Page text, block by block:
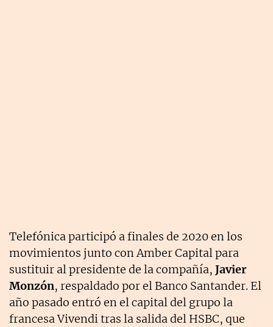
Telefónica participó a finales de 2020 en los
movimientos junto con Amber Capital para
sustituir al presidente de la compañía, Javier
Monzón, respaldado por el Banco Santander. El
año pasado entró en el capital del grupo la
francesa Vivendi tras la salida del HSBC, que